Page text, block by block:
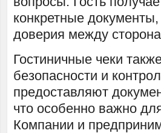
конкретные
доверия между
Гостиничные чеки
безопасности и
предоставляют
что особенно важно
Компании и